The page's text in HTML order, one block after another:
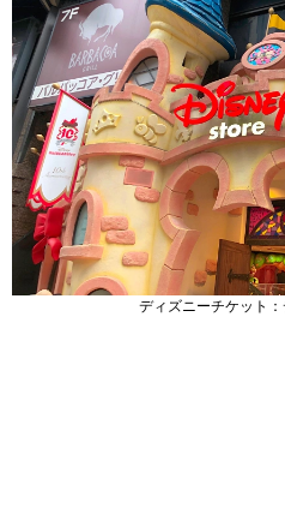
ディズニーチケット